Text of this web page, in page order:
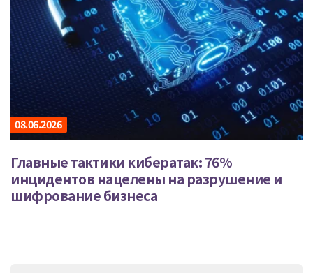
08.06.2026
Главные тактики кибератак: 76%
инцидентов нацелены на разрушение и
шифрование бизнеса